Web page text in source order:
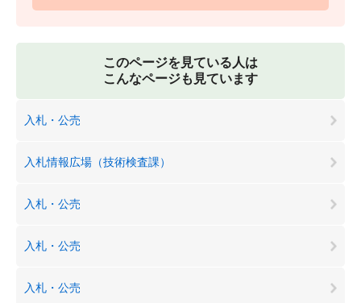
このページを見ている人は
こんなページも見ています
入札・公売
入札情報広場（技術検査課）
入札・公売
入札・公売
入札・公売